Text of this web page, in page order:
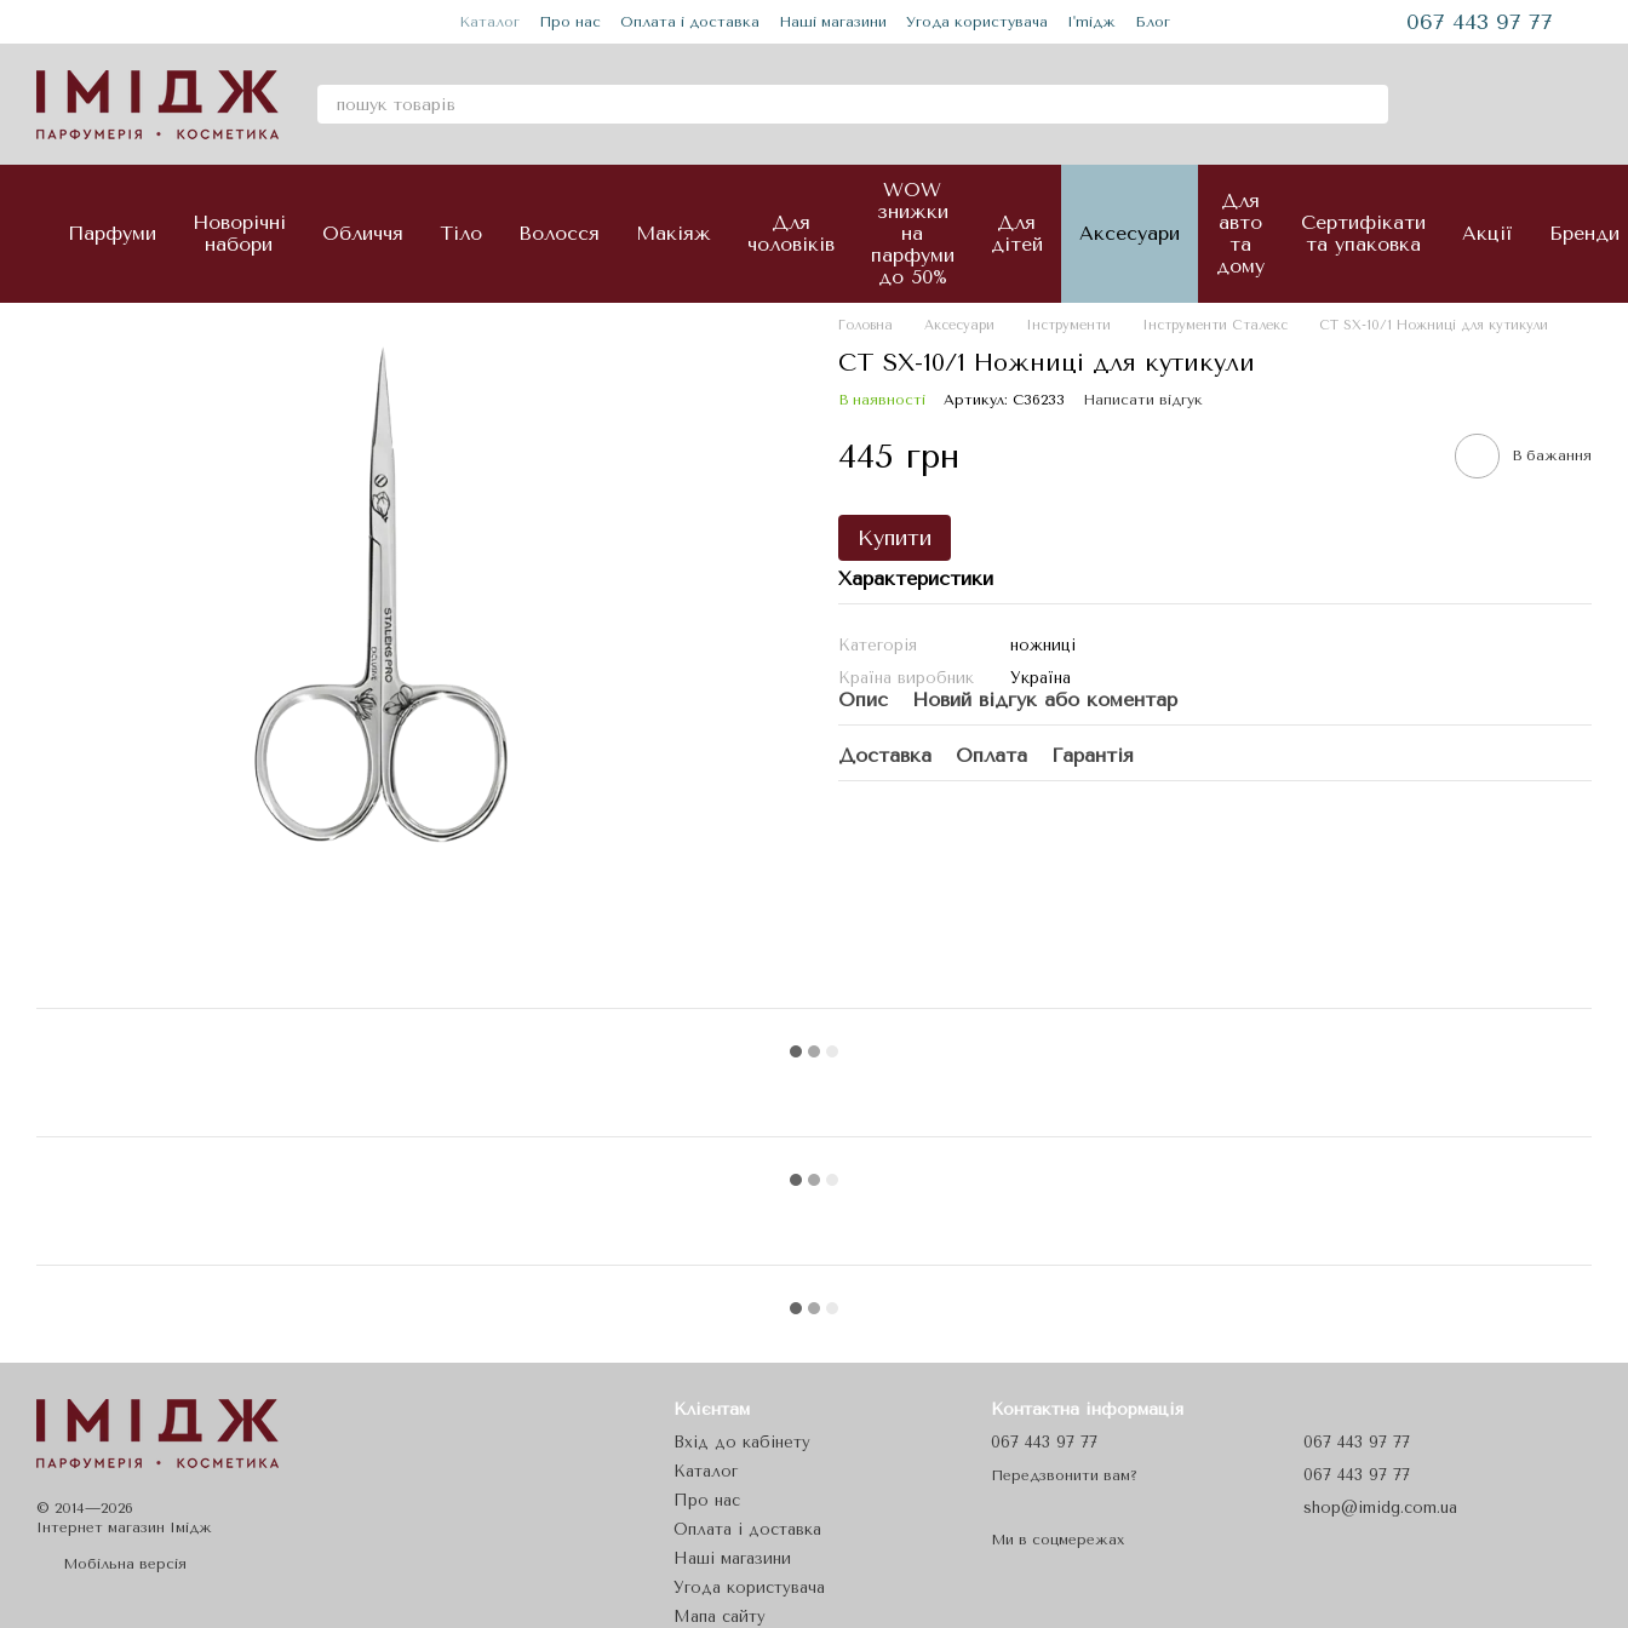
Каталог Про нас Оплата і доставка Наші магазини Угода користувача I'mідж Блог 067 443 97 77
Парфуми
Новорічні
набори
Обличчя Тіло Волосся Макіяж
Для
чоловіків
WOW
знижки
на
парфуми
до 50%
Для
дітей
Аксесуари
Для
авто
та
дому
Сертифікати
та упаковка
Акції Бренди
Головна Аксесуари Інструменти Інструменти Сталекс СТ SX-10/1 Ножниці для кутикули
СТ SX-10/1 Ножниці для кутикули
В наявності Артикул: С36233 Написати відгук
445 грн В бажання
Купити
Характеристики
Категорія
ножниці
Країна виробник
Україна
Опис Новий відгук або коментар
Доставка Оплата Гарантія
© 2014—2026
Iнтернет магазин Імідж
Мобільна версія
Клієнтам
Вхід до кабінету
Каталог
Про нас
Оплата і доставка
Наші магазини
Угода користувача
Мапа сайту
Контактна інформація
067 443 97 77
Передзвонити вам?
067 443 97 77
067 443 97 77
shop@imidg.com.ua
Ми в соцмережах